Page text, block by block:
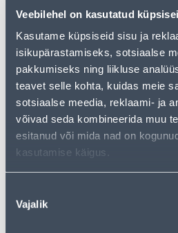
Veebilehel on kasutatud
Kasutame küpsiseid sisu ja
isikupärastamiseks, sotsiaalse
pakkumiseks ning liikluse
teavet selle kohta, kuidas meie
sotsiaalse meedia, reklaami- ja
võivad seda kombineerida muu
esitanud või mida nad on
kasutamise käigus.
valik
Vajalik
KOHTVALGUSTI TRIO
MARLEY 3XGU10
VALGE/PUIT
39.99 € /tk
KOHTVALGUSTI TRIO
MARLEY 2XGU10